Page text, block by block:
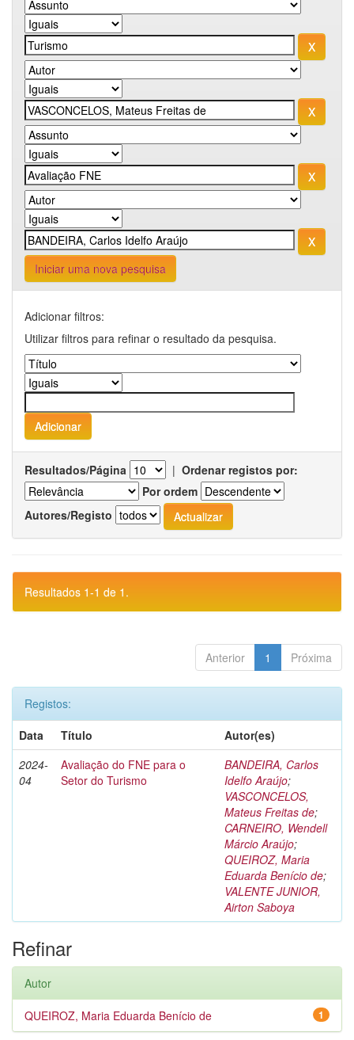
Iniciar uma nova pesquisa
Adicionar filtros:
Utilizar filtros para refinar o resultado da pesquisa.
Resultados/Página | Ordenar registos por:
Por ordem
Autores/Registo
Resultados 1-1 de 1.
Anterior 1 Próxima
Registos:
Data
Título
Autor(es)
2024-
04
Avaliação do FNE para o
Setor do Turismo
BANDEIRA, Carlos
Idelfo Araújo;
VASCONCELOS,
Mateus Freitas de;
CARNEIRO, Wendell
Márcio Araújo;
QUEIROZ, Maria
Eduarda Benício de;
VALENTE JUNIOR,
Airton Saboya
Refinar
Autor
1
QUEIROZ, Maria Eduarda Benício de